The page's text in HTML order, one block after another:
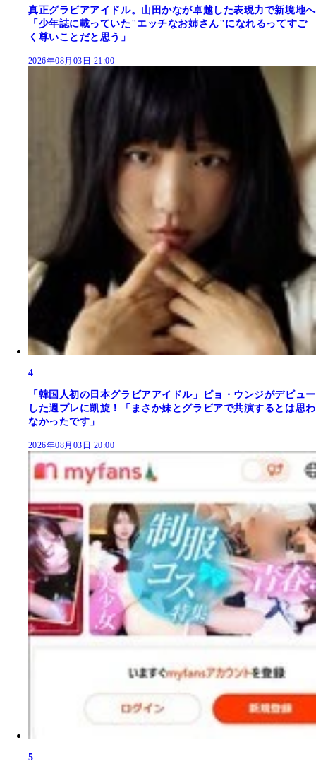
真正グラビアアイドル。山田かなが卓越した表現力で新境地へ
「少年誌に載っていた"エッチなお姉さん"になれるってすご
く尊いことだと思う」
2026年08月03日 21:00
4
「韓国人初の日本グラビアアイドル」ピョ・ウンジがデビュー
した週プレに凱旋！「まさか妹とグラビアで共演するとは思わ
なかったです」
2026年08月03日 20:00
5